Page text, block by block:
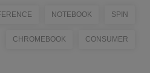
NOTEBOOK SPIN
CHROMEBOOK CONSUMER